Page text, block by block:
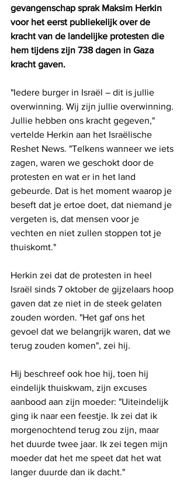
gevangenschap sprak Maksim Herkin
voor het eerst publiekelijk over de
kracht van de landelijke protesten die
hem tijdens zijn 738 dagen in Gaza
kracht gaven.
"Iedere burger in Israël – dit is jullie
overwinning. Wij zijn jullie overwinning.
Jullie hebben ons kracht gegeven,"
vertelde Herkin aan het Israëlische
Reshet News. "Telkens wanneer we iets
zagen, waren we geschokt door de
protesten en wat er in het land
gebeurde. Dat is het moment waarop je
beseft dat je ertoe doet, dat niemand je
vergeten is, dat mensen voor je
vechten en niet zullen stoppen tot je
thuiskomt."
Herkin zei dat de protesten in heel
Israël sinds 7 oktober de gijzelaars hoop
gaven dat ze niet in de steek gelaten
zouden worden. "Het gaf ons het
gevoel dat we belangrijk waren, dat we
terug zouden komen", zei hij.
Hij beschreef ook hoe hij, toen hij
eindelijk thuiskwam, zijn excuses
aanbood aan zijn moeder: "Uiteindelijk
ging ik naar een feestje. Ik zei dat ik
morgenochtend terug zou zijn, maar
het duurde twee jaar. Ik zei tegen mijn
moeder dat het me speet dat het wat
langer duurde dan ik dacht."